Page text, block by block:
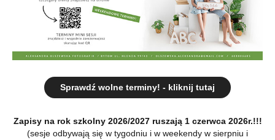
Sprawdź wolne terminy! - kliknij tutaj
Zapisy na rok szkolny 2026/2027 ruszają 1 czerwca 2026r.!!!
(sesje odbywają się w tygodniu i w weekendy w sierpniu i